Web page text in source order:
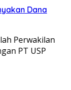
Dana
Perwakilan
PT USP